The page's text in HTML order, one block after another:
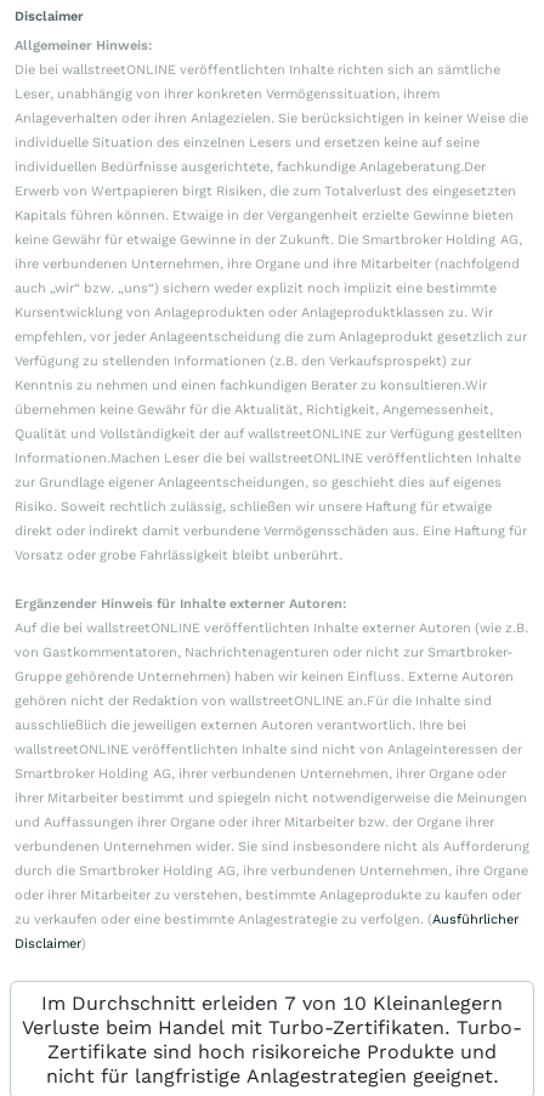
Disclaimer
Allgemeiner Hinweis:
Die bei wallstreetONLINE veröffentlichten Inhalte richten sich an sämtliche
Leser, unabhängig von ihrer konkreten Vermögenssituation, ihrem
Anlageverhalten oder ihren Anlagezielen. Sie berücksichtigen in keiner Weise die
individuelle Situation des einzelnen Lesers und ersetzen keine auf seine
individuellen Bedürfnisse ausgerichtete, fachkundige Anlageberatung.Der
Erwerb von Wertpapieren birgt Risiken, die zum Totalverlust des eingesetzten
Kapitals führen können. Etwaige in der Vergangenheit erzielte Gewinne bieten
keine Gewähr für etwaige Gewinne in der Zukunft. Die Smartbroker Holding AG,
ihre verbundenen Unternehmen, ihre Organe und ihre Mitarbeiter (nachfolgend
auch „wir“ bzw. „uns“) sichern weder explizit noch implizit eine bestimmte
Kursentwicklung von Anlageprodukten oder Anlageproduktklassen zu. Wir
empfehlen, vor jeder Anlageentscheidung die zum Anlageprodukt gesetzlich zur
Verfügung zu stellenden Informationen (z.B. den Verkaufsprospekt) zur
Kenntnis zu nehmen und einen fachkundigen Berater zu konsultieren.Wir
übernehmen keine Gewähr für die Aktualität, Richtigkeit, Angemessenheit,
Qualität und Vollständigkeit der auf wallstreetONLINE zur Verfügung gestellten
Informationen.Machen Leser die bei wallstreetONLINE veröffentlichten Inhalte
zur Grundlage eigener Anlageentscheidungen, so geschieht dies auf eigenes
Risiko. Soweit rechtlich zulässig, schließen wir unsere Haftung für etwaige
direkt oder indirekt damit verbundene Vermögensschäden aus. Eine Haftung für
Vorsatz oder grobe Fahrlässigkeit bleibt unberührt.
Ergänzender Hinweis für Inhalte externer Autoren:
Auf die bei wallstreetONLINE veröffentlichten Inhalte externer Autoren (wie z.B.
von Gastkommentatoren, Nachrichtenagenturen oder nicht zur Smartbroker-
Gruppe gehörende Unternehmen) haben wir keinen Einfluss. Externe Autoren
gehören nicht der Redaktion von wallstreetONLINE an.Für die Inhalte sind
ausschließlich die jeweiligen externen Autoren verantwortlich. Ihre bei
wallstreetONLINE veröffentlichten Inhalte sind nicht von Anlageinteressen der
Smartbroker Holding AG, ihrer verbundenen Unternehmen, ihrer Organe oder
ihrer Mitarbeiter bestimmt und spiegeln nicht notwendigerweise die Meinungen
und Auffassungen ihrer Organe oder ihrer Mitarbeiter bzw. der Organe ihrer
verbundenen Unternehmen wider. Sie sind insbesondere nicht als Aufforderung
durch die Smartbroker Holding AG, ihre verbundenen Unternehmen, ihre Organe
oder ihrer Mitarbeiter zu verstehen, bestimmte Anlageprodukte zu kaufen oder
zu verkaufen oder eine bestimmte Anlagestrategie zu verfolgen. (Ausführlicher
Disclaimer)
Im Durchschnitt erleiden 7 von 10 Kleinanlegern
Verluste beim Handel mit Turbo-Zertifikaten. Turbo-
Zertifikate sind hoch risikoreiche Produkte und
nicht für langfristige Anlagestrategien geeignet.